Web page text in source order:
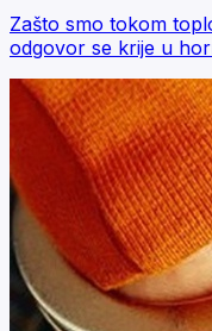
Zašto smo tokom
odgovor se krije u